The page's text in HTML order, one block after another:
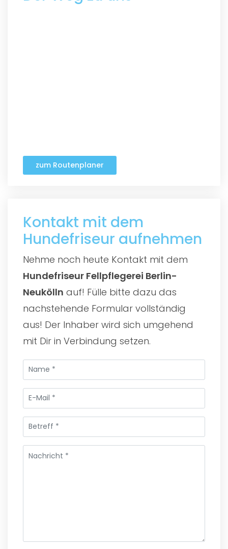
zum Routenplaner
Kontakt mit dem
Hundefriseur aufnehmen
Nehme noch heute Kontakt mit dem
Hundefriseur Fellpflegerei Berlin-
Neukölln auf! Fülle bitte dazu das
nachstehende Formular vollständig
aus! Der Inhaber wird sich umgehend
mit Dir in Verbindung setzen.